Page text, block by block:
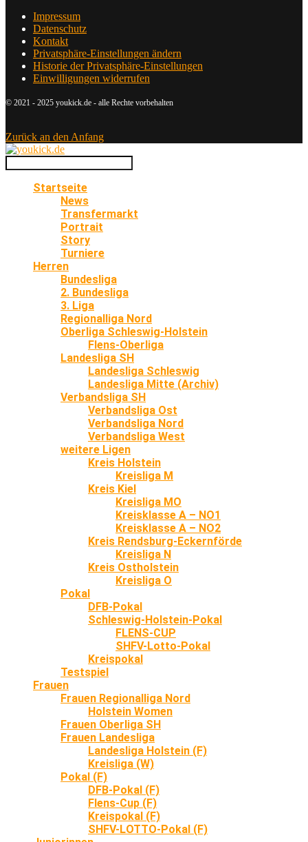
Impressum
Datenschutz
Kontakt
Privatsphäre-Einstellungen ändern
Historie der Privatsphäre-Einstellungen
Einwilligungen widerrufen
© 2021 - 2025 youkick.de - alle Rechte vorbehalten
Zurück an den Anfang
Startseite
News
Transfermarkt
Portrait
Story
Turniere
Herren
Bundesliga
2. Bundesliga
3. Liga
Regionalliga Nord
Oberliga Schleswig-Holstein
Flens-Oberliga
Landesliga SH
Landesliga Schleswig
Landesliga Mitte (Archiv)
Verbandsliga SH
Verbandsliga Ost
Verbandsliga Nord
Verbandsliga West
weitere Ligen
Kreis Holstein
Kreisliga M
Kreis Kiel
Kreisliga MO
Kreisklasse A – NO1
Kreisklasse A – NO2
Kreis Rendsburg-Eckernförde
Kreisliga N
Kreis Ostholstein
Kreisliga O
Pokal
DFB-Pokal
Schleswig-Holstein-Pokal
FLENS-CUP
SHFV-Lotto-Pokal
Kreispokal
Testspiel
Frauen
Frauen Regionalliga Nord
Holstein Women
Frauen Oberliga SH
Frauen Landesliga
Landesliga Holstein (F)
Kreisliga (W)
Pokal (F)
DFB-Pokal (F)
Flens-Cup (F)
Kreispokal (F)
SHFV-LOTTO-Pokal (F)